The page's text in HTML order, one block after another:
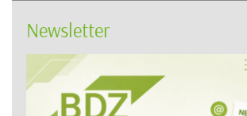
Newsletter